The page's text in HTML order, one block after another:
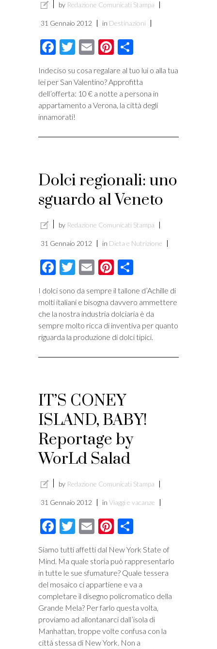
by Redazione Comunicati Stampa
31 Gennaio 2012 in Destinazioni
Facebook
Twitter
EmailPinterest
Indeciso su cosa regalare al tuo lui o alla tua
lei per San Valentino? Approfitta
dell’offerta: 10 € a notte a persona in
appartamento a Verona, la città degli
innamorati!
Dolci regionali: uno
sguardo al Veneto
by Redazione Comunicati Stampa
31 Gennaio 2012 in Dieta e Nutrizione
Facebook
Twitter
EmailPinterest
I dolci sono da sempre il tallone d’Achille di
molti italiani e bisogna davvero ammettere
che la nostra industria dolciaria è da
sempre molto ricca di inventiva per quanto
riguarda la produzione di dolci tipici.
IT’S CONEY
ISLAND, BABY!
Reportage by
WorLd Salad
by Redazione Comunicati Stampa
31 Gennaio 2012 in Viaggi e vacanze
Facebook
Twitter
EmailPinterest
Siamo tutti affetti dal New York State of
Mind. Ma quale storia può rappresentarlo
in tutte le sue sfumature? Quale tessera
del mosaico ci appartiene e va a
completare il disegno policromatico della
Grande Mela? Per farlo questa volta,
proviamo ad allontanarci dall’isola di
Manhattan, troppe volte confusa con la
città stessa di New York. Non a